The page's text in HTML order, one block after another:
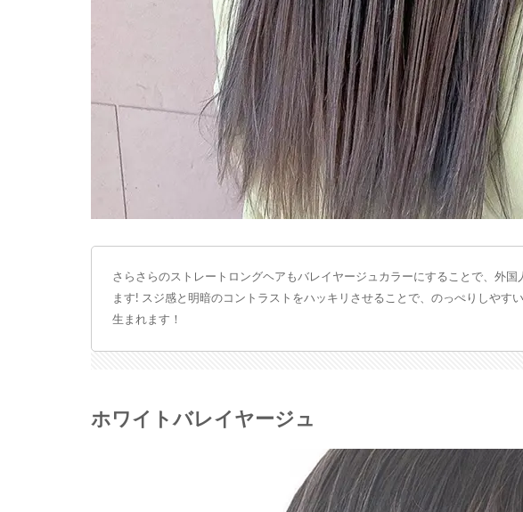
さらさらのストレートロングヘアもバレイヤージュカラーにすることで、外
ます! スジ感と明暗のコントラストをハッキリさせることで、のっぺりしやす
生まれます！
ホワイトバレイヤージュ